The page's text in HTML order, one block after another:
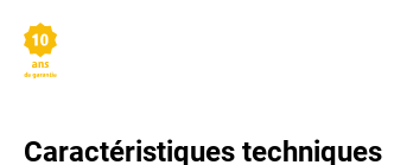
Caractéristiques techniques